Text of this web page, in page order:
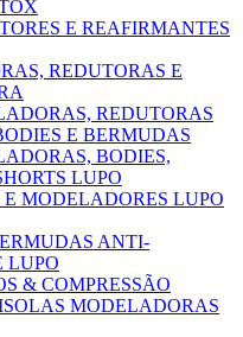
E REAFIRMANTES
REDUTORAS E
REDUTORAS
E BERMUDAS
BODIES,
LUPO
MODELADORES LUPO
ANTI-
LUPO
& COMPRESSÃO
MODELADORAS